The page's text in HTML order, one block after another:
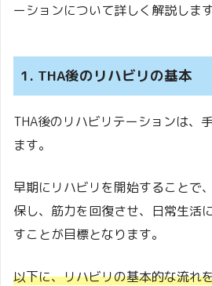
ーションについて詳しく解説します
1. THA後のリハビリの基本
THA後のリハビリテーションは、
ます。
早期にリハビリを開始することで
保し、筋力を回復させ、日常生活
すことが目標となります。
以下に、リハビリの基本的な流れ